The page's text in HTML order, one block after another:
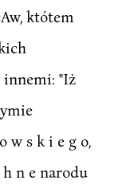
któtem
innemi: "Iż
w s k i e g o,
n e narodu